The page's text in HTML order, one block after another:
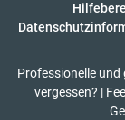
Professionelle
vergessen? |